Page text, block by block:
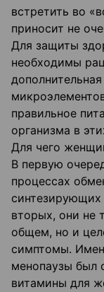
встретить во
приносит не
Для защиты
необходимы
правильное
организма в
Для чего
В первую
процессах
вторых, они не
общем, но и
симптомы.
менопаузы был
витамины для